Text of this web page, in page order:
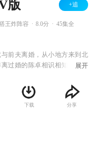
版 +追
王炸阵容 8.0分 45集全
前夫离婚，从小地方来到北
过婚的陈卓相识相知。恋爱
不得已把恋爱谈得更加小心
京不断纠缠，她与陈卓的恋
现，两个人各自的孩子也变
展开
下载 分享